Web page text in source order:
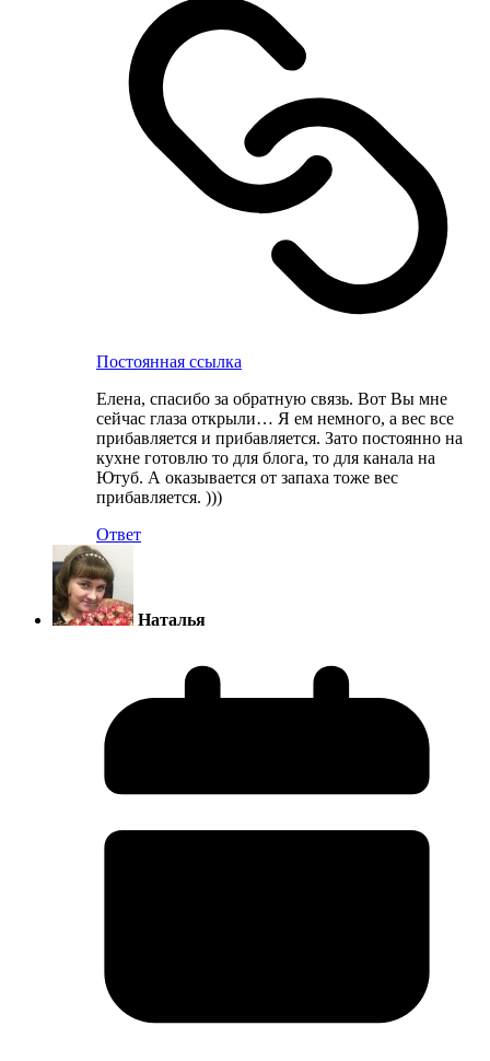
Постоянная ссылка
Елена, спасибо за обратную связь. Вот Вы мне
сейчас глаза открыли… Я ем немного, а вес все
прибавляется и прибавляется. Зато постоянно на
кухне готовлю то для блога, то для канала на
Ютуб. А оказывается от запаха тоже вес
прибавляется. )))
Ответ
Наталья